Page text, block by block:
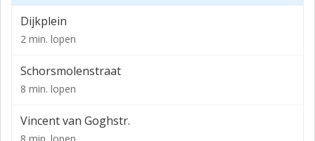
opslagruimte.
De bovenwoning heeft een oppervlakte van circa 139
m² en beschikt over een dakterras.
Daarnaast is er een buitenterrein met in totaal 19
garageboxen.
De bedrijfsruimte, de afzonderlijke garageboxen en
het buitenterrein zijn kadastraal gesplitst. Het totale
Dijkplein
2 min. lopen
Schorsmolenstraat
8 min. lopen
Vincent van Goghstr.